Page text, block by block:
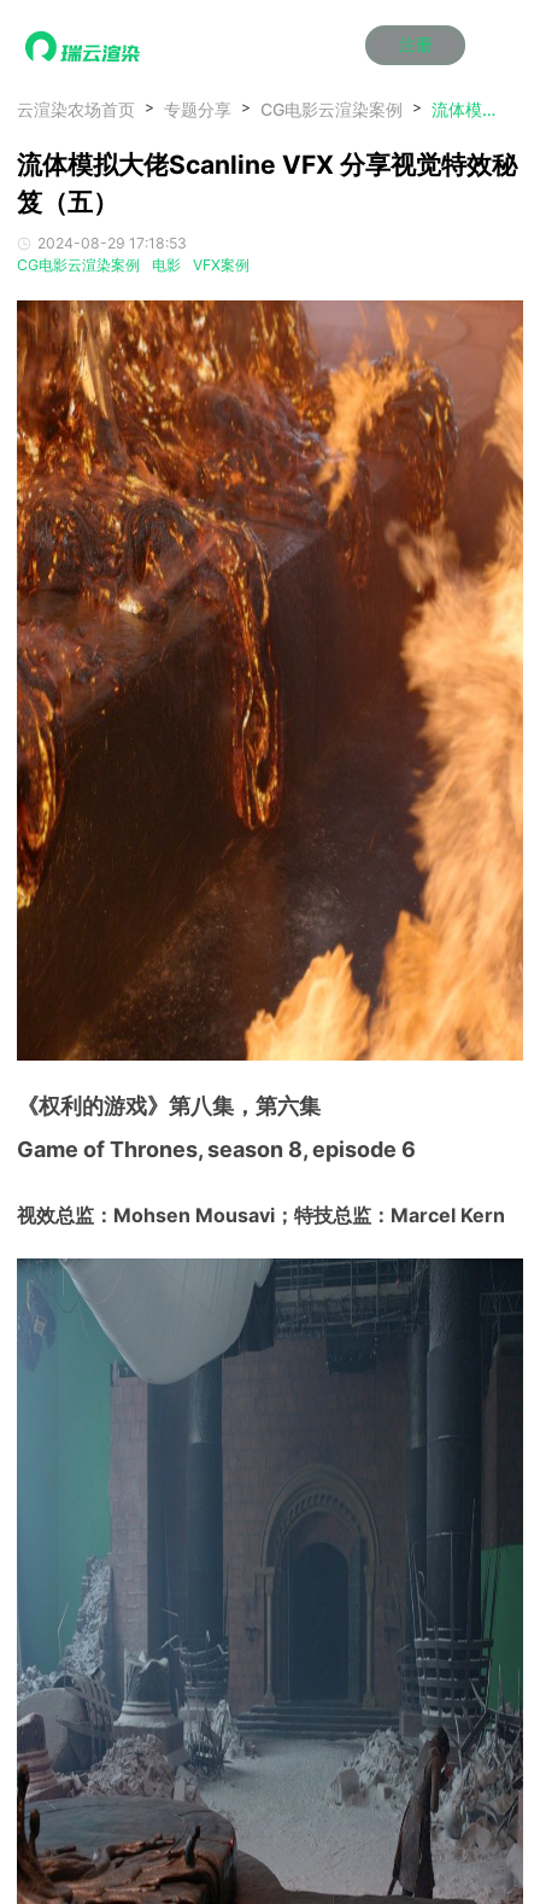
注册
首页
产品服务
云制作
云渲染管理系统
瑞兔百宝箱
AI视频插帧
云制作
云渲染管理系统
瑞兔百宝箱
AI视频插帧
云制作
云渲染管理系统
瑞兔百宝箱
AI视频插帧
云制作
云渲染管理系统
瑞兔百宝箱
AI视频插帧
云制作
云渲染管理系统
瑞兔百宝箱
AI视频插帧
云制作
云渲染管理系统
瑞兔百宝箱
AI视频插帧
Maya云渲染方案
3ds Max云渲染方案
Cinema 4D云渲染方案
Blender 云渲染方案
Maya AI渲染方案
Maya云渲染方案
3ds Max云渲染方案
Cinema 4D云渲染方案
Blender 云渲染方案
Maya AI渲染方案
Maya云渲染方案
3ds Max云渲染方案
Cinema 4D云渲染方案
Blender 云渲染方案
Maya AI渲染方案
Maya云渲染方案
3ds Max云渲染方案
Cinema 4D云渲染方案
Blender 云渲染方案
Maya AI渲染方案
Maya云渲染方案
3ds Max云渲染方案
Cinema 4D云渲染方案
Blender 云渲染方案
Maya AI渲染方案
Maya云渲染方案
3ds Max云渲染方案
Cinema 4D云渲染方案
Blender 云渲染方案
Maya AI渲染方案
动画价格
效果图价格
云制作价格
动画价格
效果图价格
云制作价格
动画价格
效果图价格
云制作价格
动画价格
效果图价格
云制作价格
动画价格
效果图价格
云制作价格
动画价格
效果图价格
云制作价格
案例
资讯&赛事
新闻资讯
渲染百科
渲染大赛
泛CG交流会
新闻资讯
渲染百科
渲染大赛
泛CG交流会
新闻资讯
渲染百科
渲染大赛
泛CG交流会
新闻资讯
渲染百科
渲染大赛
泛CG交流会
新闻资讯
渲染百科
渲染大赛
泛CG交流会
新闻资讯
渲染百科
渲染大赛
泛CG交流会
特惠专区
云渲染优惠攻略
青云平台
教育优惠
云渲染优惠攻略
青云平台
教育优惠
云渲染优惠攻略
青云平台
教育优惠
云渲染优惠攻略
青云平台
教育优惠
云渲染优惠攻略
青云平台
教育优惠
云渲染优惠攻略
青云平台
教育优惠
关于我们
下载动画客户端
效果图客户端
动画客户端
效果图客户端
动画客户端
效果图客户端
动画客户端
效果图客户端
动画客户端
效果图客户端
动画客户端
效果图客户端
帮助/教程
登录
云渲染农场首页 专题分享 CG电影云渲染案例 流体模拟大佬Scanline VFX 分享视觉特效秘笈（五）
流体模拟大佬Scanline VFX 分享视觉特效秘
笈（五）
2024-08-29 17:18:53
CG电影云渲染案例
电影 VFX案例
《权利的游戏》第八集，第六集
Game of Thrones, season 8, episode 6
视效总监：Mohsen Mousavi；特技总监：Marcel Kern